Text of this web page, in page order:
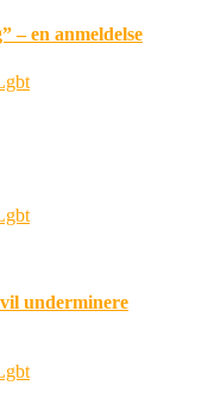
– en anmeldelse
underminere